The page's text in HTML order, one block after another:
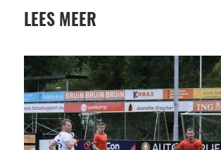
LEES MEER